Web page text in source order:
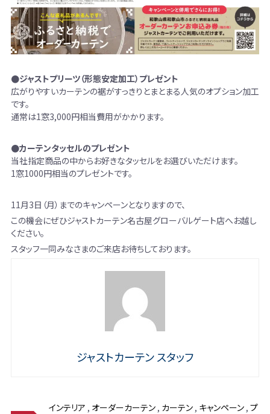
●ジャストプリーツ（形態安定加工）プレゼント
広がりやすいカーテンの裾がすっきりとまとまる人気のオプション加工
です。
通常は1窓3,000円相当費用がかかります。
●カーテンタッセルのプレゼント
当社指定商品の中からお好きなタッセルをお選びいただけます。
1窓1000円相当のプレゼントです。
11月3日（月）までのキャンペーンとなりますので、
この機会にぜひジャストカーテン名古屋グローバルゲート店へお越し
ください。
スタッフ一同みなさまのご来店お待ちしております。
ジャストカーテン スタッフ
インテリア , オーダーカーテン , カーテン , キャンペーン ,プ